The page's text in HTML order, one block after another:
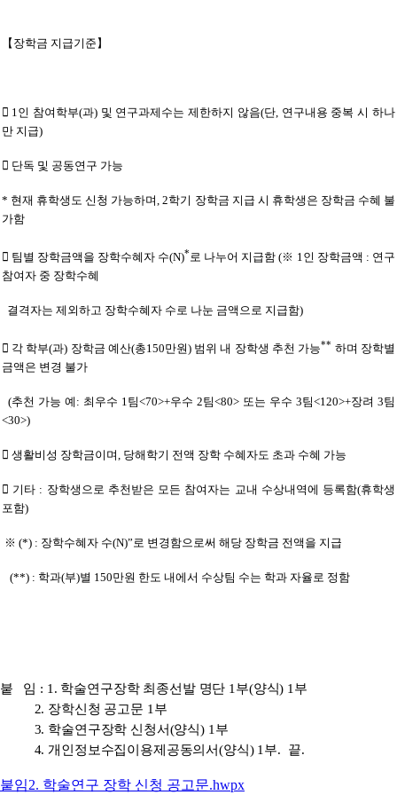
【장학금 지급기준】
 1인 참여학부(과) 및 연구과제수는 제한하지 않음(단, 연구내용 중복 시 하나
만 지급)
 단독 및 공동연구 가능
* 현재 휴학생도 신청 가능하며, 2학기 장학금 지급 시 휴학생은 장학금 수혜 불
가함
 팀별 장학금액을 장학수혜자 수(N)*로 나누어 지급함 (※ 1인 장학금액 : 연구
참여자 중 장학수혜
결격자는 제외하고 장학수혜자 수로 나눈 금액으로 지급함)
 각 학부(과) 장학금 예산(총150만원) 범위 내 장학생 추천 가능** 하며 장학별
금액은 변경 불가
(추천 가능 예: 최우수 1팀<70>+우수 2팀<80> 또는 우수 3팀<120>+장려 3팀
<30>)
 생활비성 장학금이며, 당해학기 전액 장학 수혜자도 초과 수혜 가능
 기타 : 장학생으로 추천받은 모든 참여자는 교내 수상내역에 등록함(휴학생
포함)
※ (*) : 장학수혜자 수(N)”로 변경함으로써 해당 장학금 전액을 지급
(**) : 학과(부)별 150만원 한도 내에서 수상팀 수는 학과 자율로 정함
붙 임 : 1. 학술연구장학 최종선발 명단 1부(양식) 1부
2. 장학신청 공고문 1부
3. 학술연구장학 신청서(양식) 1부
4. 개인정보수집이용제공동의서(양식) 1부. 끝.
붙임2. 학술연구 장학 신청 공고문.hwpx